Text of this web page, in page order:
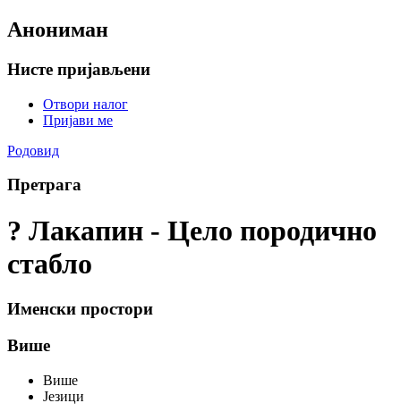
Анониман
Нисте пријављени
Отвори налог
Пријави ме
Родовид
Претрага
? Лакапин - Цело породично
стабло
Именски простори
Више
Више
Језици